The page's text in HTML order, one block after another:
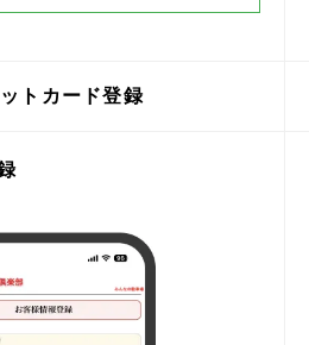
トカード登録